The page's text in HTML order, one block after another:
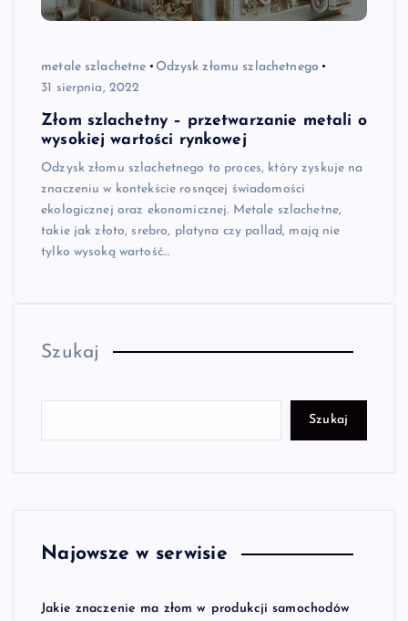
metale szlachetne
Odzysk złomu szlachetnego
31 sierpnia, 2022
Złom szlachetny – przetwarzanie metali o
wysokiej wartości rynkowej
Odzysk złomu szlachetnego to proces, który zyskuje na
znaczeniu w kontekście rosnącej świadomości
ekologicznej oraz ekonomicznej. Metale szlachetne,
takie jak złoto, srebro, platyna czy pallad, mają nie
tylko wysoką wartość…
Szukaj
Szukaj
Najowsze w serwisie
Jakie znaczenie ma złom w produkcji samochodów